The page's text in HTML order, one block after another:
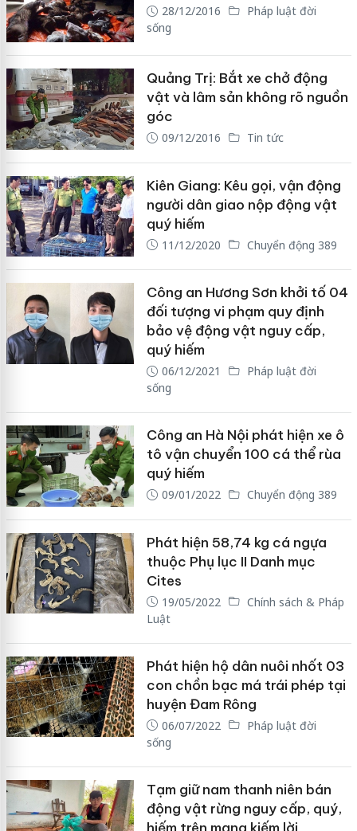
28/12/2016
Pháp luật đời
sống
Quảng Trị: Bắt xe chở động
vật và lâm sản không rõ nguồn
góc
09/12/2016 Tin tức
Kiên Giang: Kêu gọi, vận động
người dân giao nộp động vật
quý hiếm
11/12/2020 Chuyển động 389
Công an Hương Sơn khởi tố 04
đối tượng vi phạm quy định
bảo vệ động vật nguy cấp,
quý hiếm
06/12/2021
Pháp luật đời
sống
Công an Hà Nội phát hiện xe ô
tô vận chuyển 100 cá thể rùa
quý hiếm
09/01/2022 Chuyển động 389
Phát hiện 58,74 kg cá ngựa
thuộc Phụ lục II Danh mục
Cites
19/05/2022
Chính sách & Pháp
Luật
Phát hiện hộ dân nuôi nhốt 03
con chồn bạc má trái phép tại
huyện Đam Rông
06/07/2022
Pháp luật đời
sống
Tạm giữ nam thanh niên bán
động vật rừng nguy cấp, quý,